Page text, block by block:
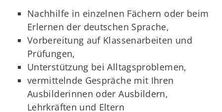
Nachhilfe in einzelnen Fächern oder beim
Erlernen der deutschen Sprache,
Vorbereitung auf Klassenarbeiten und
Prüfungen,
Unterstützung bei Alltagsproblemen,
vermittelnde Gespräche mit Ihren
Ausbilderinnen oder Ausbildern,
Lehrkräften und Eltern